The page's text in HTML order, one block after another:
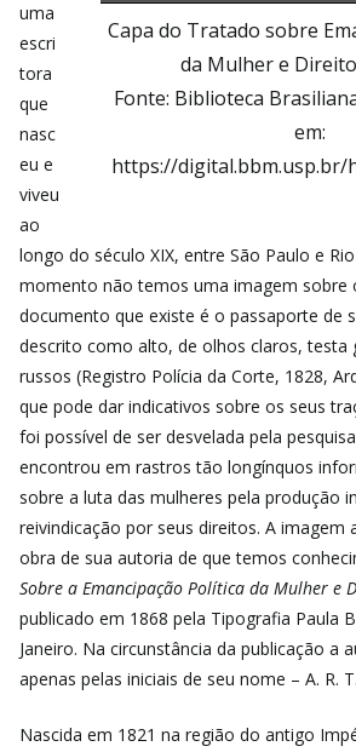
Capa do Tratado sobre
da Mulher e
Fonte: Biblioteca
em:
https://digital.bbm.usp.br/
uma
escri
tora
que
nasc
eu e
viveu
ao
longo do século XIX, entre São Paulo e
momento não temos uma imagem sobre
documento que existe é o passaporte de
descrito como alto, de olhos claros, testa
russos (Registro Polícia da Corte, 1828,
que pode dar indicativos sobre os seus
foi possível de ser desvelada pela
encontrou em rastros tão longínquos
sobre a luta das mulheres pela produção
reivindicação por seus direitos. A imagem
obra de sua autoria de que temos
Sobre a Emancipação Política da Mulher e
publicado em 1868 pela Tipografia Paula
Janeiro. Na circunstância da publicação a
apenas pelas iniciais de seu nome – A. R.
Nascida em 1821 na região do antigo